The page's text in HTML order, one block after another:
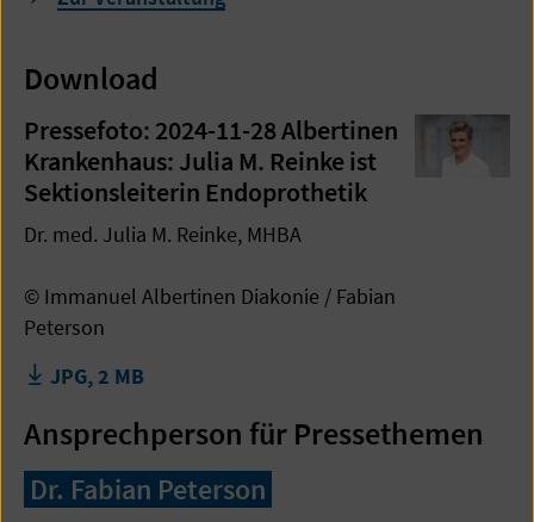
Download
Pressefoto: 2024-11-28 Albertinen
Krankenhaus: Julia M. Reinke ist
Sektionsleiterin Endoprothetik
Dr. med. Julia M. Reinke, MHBA
© Immanuel Albertinen Diakonie / Fabian
Peterson
JPG, 2 MB
Ansprechperson für Pressethemen
Dr. Fabian Peterson